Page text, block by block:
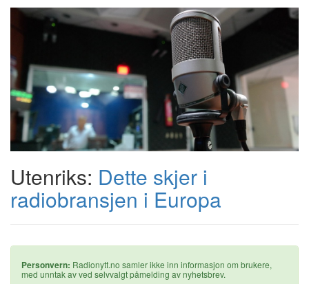
Utenriks: Dette skjer i
radiobransjen i Europa
Personvern: Radionytt.no samler ikke inn informasjon om brukere,
med unntak av ved selvvalgt påmelding av nyhetsbrev.